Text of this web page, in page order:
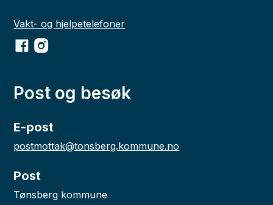
Vakt- og hjelpetelefoner
Facebook
Instagram
Post og besøk
E-post
postmottak@tonsberg.kommune.no
Post
Tønsberg kommune